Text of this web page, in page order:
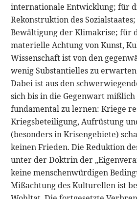
internationale Entwicklung; für
Rekonstruktion des
Bewältigung der Klimakrise; für
materielle Achtung von Kunst,
Wissenschaft ist von den
wenig Substantielles zu
Dabei ist aus den
sich bis in die Gegenwart
fundamental zu lernen: Kriege
Kriegsbeteiligung, Aufrüstung
(besonders in Krisengebiete)
keinen Frieden. Die Reduktion
unter der Doktrin der
keine menschenwürdigen
Mißachtung des Kulturellen ist